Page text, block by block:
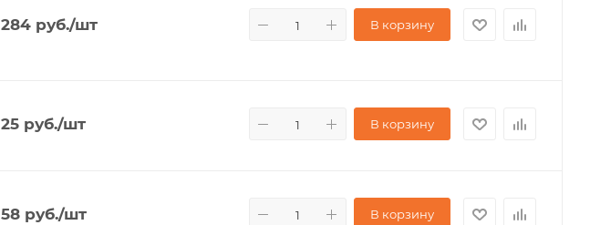
284 руб./шт В корзину
25 руб./шт В корзину
58 руб./шт В корзину